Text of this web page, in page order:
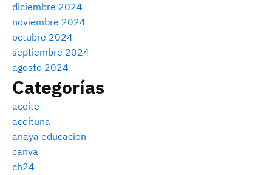
diciembre 2024
noviembre 2024
octubre 2024
septiembre 2024
agosto 2024
Categorías
aceite
aceituna
anaya educacion
canva
ch24